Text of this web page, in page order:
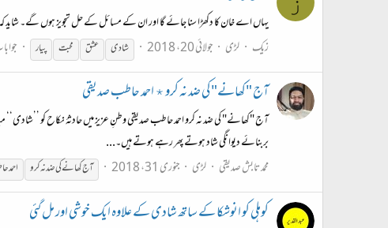
یہاں اے خان کا دکھڑا سنا جائے گا اور ان کے مسائل کے حل تجویز ہوں گے۔ شاید
زیک
لڑی جولائی 20، 2018 شادی عشق محبت پیار
آج "کھانے" کی ضد نہ کرو ٭ احمد حاطب صدیقی
آج "کھانے" کی ضد نہ کرو احمد حاطب صدیقی وطنِ عزیز میں حادثۂ نکاح کو ’’شادی‘‘
بربنائے دیوانگی شاد ہوتے پھر رہے ہوتے ہیں۔...
محمد تابش صدیقی
لڑی جنوری 31، 2018 آج کھانے کی ضد نہ کرو
کوہلی کو انوشکا کے ساتھ شادی کے علاوہ ایک خوشی اور مل گئی